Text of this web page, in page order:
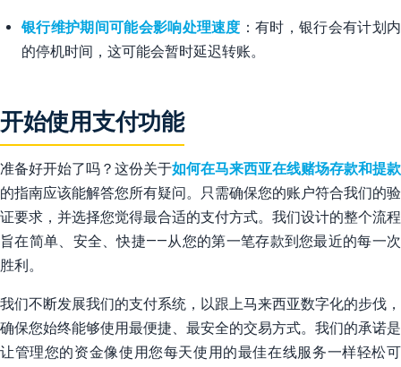
银行维护期间可能会影响处理速度 ：有时，银行会有计划内
的停机时间，这可能会暂时延迟转账。
开始使用支付功能
准备好开始了吗？这份关于如何在马来西亚在线赌场存款和提款
的指南应该能解答您所有疑问。只需确保您的账户符合我们的验
证要求，并选择您觉得最合适的支付方式。我们设计的整个流程
旨在简单、安全、快捷——从您的第一笔存款到您最近的每一次
胜利。
我们不断发展我们的支付系统，以跟上马来西亚数字化的步伐，
确保您始终能够使用最便捷、最安全的交易方式。我们的承诺是
让管理您的资金像使用您每天使用的最佳在线服务一样轻松可